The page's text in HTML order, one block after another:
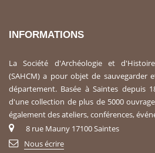
INFORMATIONS
La Société d'Archéologie et
(SAHCM) a pour objet de sauvegarder
département. Basée à Saintes depuis
d'une collection de plus de 5000
également des ateliers, conférences,
8 rue Mauny 17100 Saintes
Nous écrire